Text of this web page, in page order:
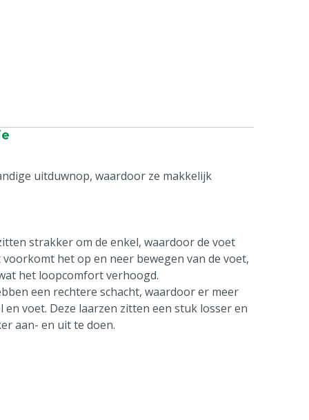
uitduwnop, waardoor ze makkelijk
strakker om de enkel, waardoor de voet
het op en neer bewegen van de voet,
het loopcomfort verhoogd.
een rechtere schacht, waardoor er meer
voet. Deze laarzen zitten een stuk losser en
aan- en uit te doen.